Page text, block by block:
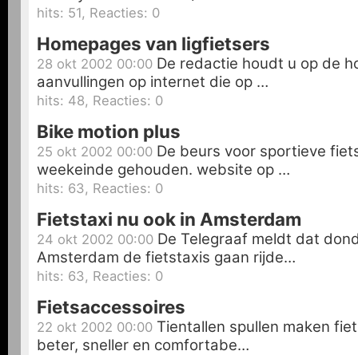
hits: 51, Reacties: 0
Homepages van ligfietsers
28 okt 2002 00:00 De redactie houdt u op de
aanvullingen op internet die op …
hits: 48, Reacties: 0
Bike motion plus
25 okt 2002 00:00 De beurs voor sportieve
weekeinde gehouden. website op …
hits: 63, Reacties: 0
Fietstaxi nu ook in Amsterdam
24 okt 2002 00:00 De Telegraaf meldt dat
Amsterdam de fietstaxis gaan rijde…
hits: 63, Reacties: 0
Fietsaccessoires
22 okt 2002 00:00 Tientallen spullen maken
beter, sneller en comfortabe…